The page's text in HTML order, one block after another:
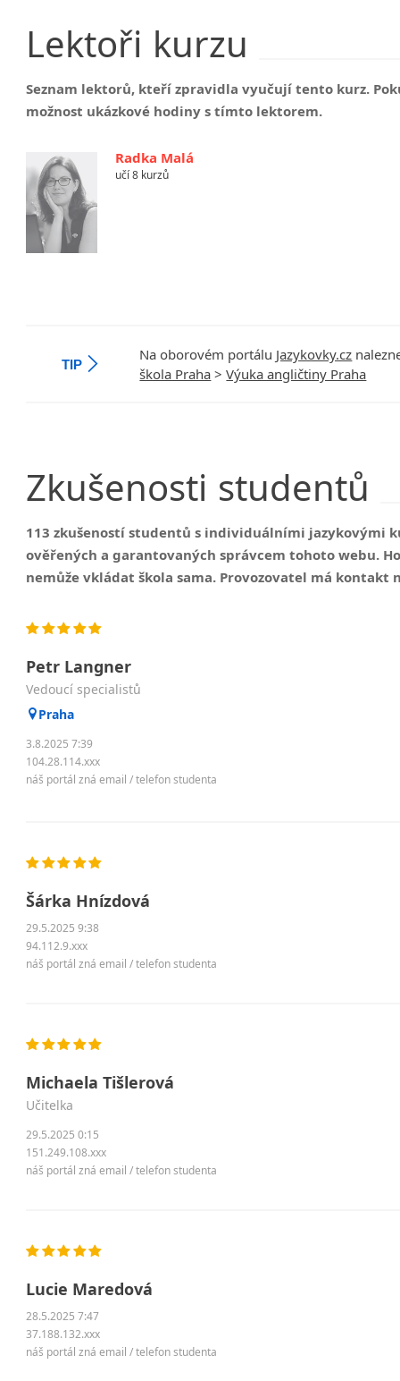
Lektoři kurzu
Seznam lektorů, kteří zpravidla vyučují tento kurz.
možnost ukázkové hodiny s tímto lektorem.
Radka Malá
učí 8 kurzů
TIP
Na oborovém portálu Jazykovky.cz
škola Praha >Výuka angličtiny Praha
Zkušenosti studentů
113 zkušeností studentů s individuálními jazykovými
ověřených a garantovaných správcem tohoto webu.
nemůže vkládat škola sama. Provozovatel má
Petr Langner
Vedoucí specialistů
Praha
3.8.2025 7:39
104.28.114.xxx
náš portál zná email / telefon studenta
Šárka Hnízdová
29.5.2025 9:38
94.112.9.xxx
náš portál zná email / telefon studenta
Michaela Tišlerová
učitelka
29.5.2025 0:15
151.249.108.xxx
náš portál zná email / telefon studenta
Lucie Maredová
28.5.2025 7:47
37.188.132.xxx
náš portál zná email / telefon studenta